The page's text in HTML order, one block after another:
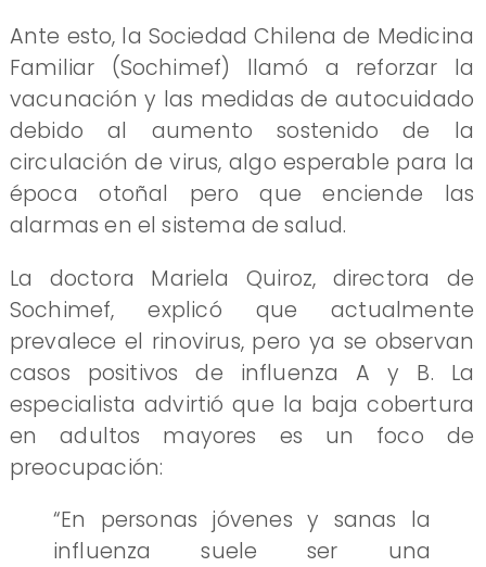
Ante esto, la Sociedad Chilena de Medicina
Familiar (Sochimef) llamó a reforzar la
vacunación y las medidas de autocuidado
debido al aumento sostenido de la
circulación de virus, algo esperable para la
época otoñal pero que enciende las
alarmas en el sistema de salud.
La doctora Mariela Quiroz, directora de
Sochimef, explicó que actualmente
prevalece el rinovirus, pero ya se observan
casos positivos de influenza A y B. La
especialista advirtió que la baja cobertura
en adultos mayores es un foco de
preocupación:
“En personas jóvenes y sanas la
influenza suele ser una